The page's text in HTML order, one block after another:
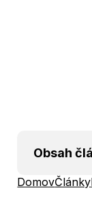
Obsah
DomovČlánky